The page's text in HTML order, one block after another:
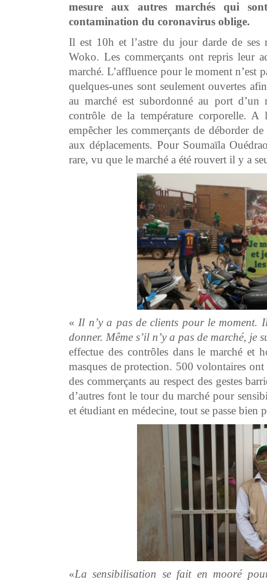
mesure aux autres marchés qui
contamination du coronavirus oblige.
Il est 10h et l’astre du jour darde de ses
Woko. Les commerçants ont repris leur
marché. L’affluence pour le moment n’est
quelques-unes sont seulement ouvertes
au marché est subordonné au port d’un
contrôle de la température corporelle. A
empêcher les commerçants de déborder
aux déplacements. Pour Soumaïla
rare, vu que le marché a été rouvert il y a
«Il n’y a pas de clients pour le moment.
donner. Même s’il n’y a pas de marché, je
effectue des contrôles dans le marché et
masques de protection. 500 volontaires
des commerçants au respect des gestes
d’autres font le tour du marché pour
et étudiant en médecine, tout se passe bien
«La sensibilisation se fait en mooré